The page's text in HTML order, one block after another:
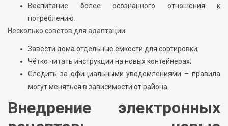
Воспитание более осознанного отношения к
потреблению.
Несколько советов для адаптации:
Завести дома отдельные ёмкости для сортировки;
Чётко читать инструкции на новых контейнерах;
Следить за официальными уведомлениями – правила
могут меняться в зависимости от района.
Внедрение электронных